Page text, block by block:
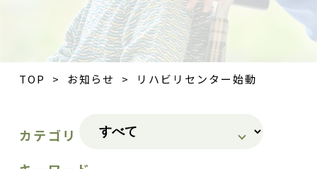
TOP > お知らせ > リハビリセンター始動
カテゴリ